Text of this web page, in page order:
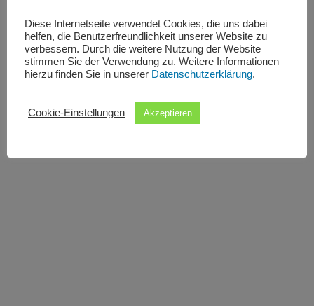
Diese Internetseite verwendet Cookies, die uns dabei
helfen, die Benutzerfreundlichkeit unserer Website zu
verbessern. Durch die weitere Nutzung der Website
stimmen Sie der Verwendung zu. Weitere Informationen
hierzu finden Sie in unserer Datenschutzerklärung.
Cookie-Einstellungen Akzeptieren